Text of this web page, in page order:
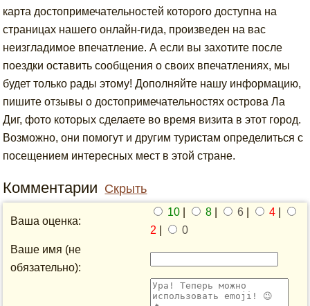
карта достопримечательностей которого доступна на
страницах нашего онлайн-гида, произведен на вас
неизгладимое впечатление. А если вы захотите после
поездки оставить сообщения о своих впечатлениях, мы
будет только рады этому! Дополняйте нашу информацию,
пишите отзывы о достопримечательностях острова Ла
Диг, фото которых сделаете во время визита в этот город.
Возможно, они помогут и другим туристам определиться с
посещением интересных мест в этой стране.
Комментарии Скрыть
Ваша оценка:
10 8 6 4
2
0
Ваше имя (не
обязательно):